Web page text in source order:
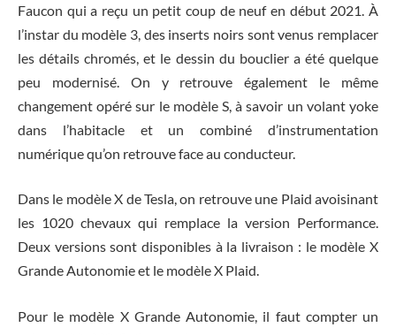
Faucon qui a reçu un petit coup de neuf en début 2021. À
l’instar du modèle 3, des inserts noirs sont venus remplacer
les détails chromés, et le dessin du bouclier a été quelque
peu modernisé. On y retrouve également le même
changement opéré sur le modèle S, à savoir un volant yoke
dans l’habitacle et un combiné d’instrumentation
numérique qu’on retrouve face au conducteur.
Dans le modèle X de Tesla, on retrouve une Plaid avoisinant
les 1020 chevaux qui remplace la version Performance.
Deux versions sont disponibles à la livraison : le modèle X
Grande Autonomie et le modèle X Plaid.
Pour le modèle X Grande Autonomie, il faut compter un